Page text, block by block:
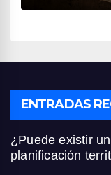
ENTRADAS
¿Puede existir
planificación